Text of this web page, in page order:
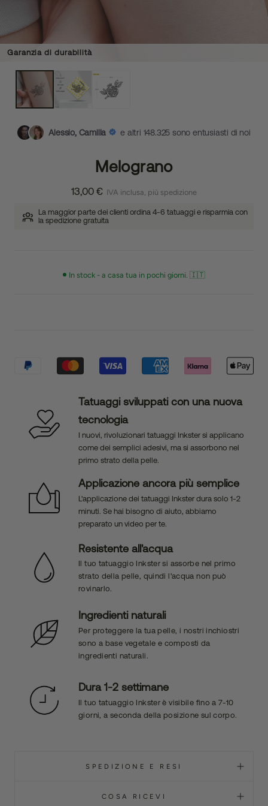
Garanzia di durabilità
Alessio, Camilla e altri 148.325 sono entusiasti di noi
Melograno
13,00 € IVA inclusa, più spedizione
La maggior parte dei clienti ordina 4-6 tatuaggi e risparmia con
la spedizione gratuita
In stock - a casa tua in pochi giorni. 🇮🇹
Tatuaggi sviluppati con una nuova
tecnologia
I nuovi, rivoluzionari tatuaggi Inkster si applicano
come dei semplici adesivi, ma si assorbono nel
primo strato della pelle.
Applicazione ancora più semplice
L'applicazione dei tatuaggi Inkster dura solo 1-2
minuti. Se hai bisogno di aiuto, abbiamo
preparato un video per te.
Resistente all'acqua
Il tuo tatuaggio Inkster si assorbe nel primo
strato della pelle, quindi l'acqua non può
rovinarlo.
Ingredienti naturali
Per proteggere la tua pelle, i nostri inchiostri
sono a base vegetale e composti da
ingredienti naturali.
Dura 1-2 settimane
Il tuo tatuaggio Inkster è visibile fino a 7-10
giorni, a seconda della posizione sul corpo.
SPEDIZIONE E RESI
COSA RICEVI